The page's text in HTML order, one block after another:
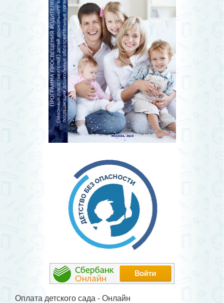
Оплата детского сада - Онлайн